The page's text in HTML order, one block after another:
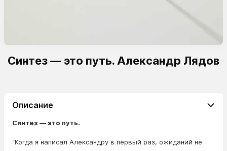
Синтез — это путь. Александр Лядов
Описание
Синтез — это путь.
“Когда я написал Александру в первый раз, ожиданий не